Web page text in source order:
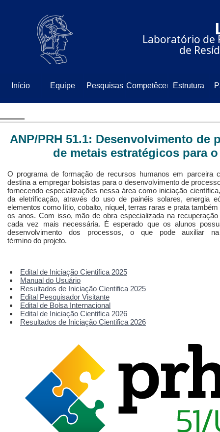
⠀⠀⠀⠀Laboratório de
⠀⠀⠀⠀⠀⠀⠀⠀⠀de
Início Equipe Pesquisas CompetêcenciaEstrutura
ANP/PRH 51.1: Desenvolvimento de
de metais estratégicos para
O programa de formação de recursos humanos em parceira
destina a empregar bolsistas para o desenvolvimento de
fornecendo especializações nessa área como iniciação
da eletrificação, através do uso de painéis solares, energia
elementos como lítio, cobalto, níquel, terras raras e prata
os anos. Com isso, mão de obra especializada na
cada vez mais necessária. É esperado que os alunos
desenvolvimento dos processos, o que pode auxiliar
término do projeto.
Edital de Iniciação Cientifica 2025
Manual do Usuário
Resultados de Iniciação Cientifica 2025
Edital Pesquisador Visitante
Edital de Bolsa Internacional
Edital de Iniciação Cientifica 2026
Resultados de Iniciação Cientifica 2026